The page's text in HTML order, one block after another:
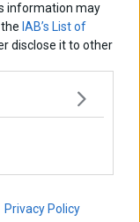
information may
IAB’s List of
disclose it to other
Privacy Policy